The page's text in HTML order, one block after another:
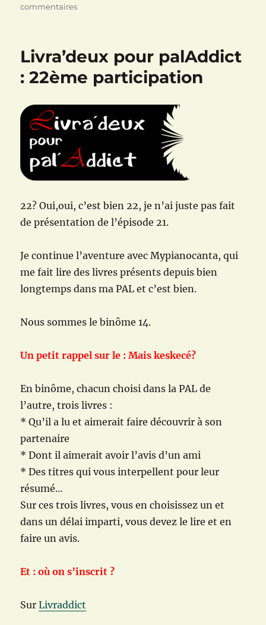
le
commentairessur
de
York
Martin
Millar
Livra’deux pour palAddict
: 22ème participation
22? Oui,oui, c’est bien 22, je n’ai juste pas fait
de présentation de l’épisode 21.
Je continue l’aventure avec Mypianocanta, qui
me fait lire des livres présents depuis bien
longtemps dans ma PAL et c’est bien.
Nous sommes le binôme 14.
Un petit rappel sur le : Mais keskecé?
En binôme, chacun choisi dans la PAL de
l’autre, trois livres :
* Qu’il a lu et aimerait faire découvrir à son
partenaire
* Dont il aimerait avoir l’avis d’un ami
* Des titres qui vous interpellent pour leur
résumé…
Sur ces trois livres, vous en choisissez un et
dans un délai imparti, vous devez le lire et en
faire un avis.
Et : où ons’inscrit ?
SurLivraddict